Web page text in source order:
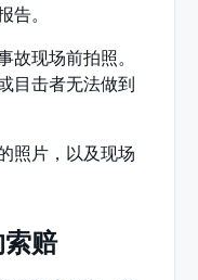
告。
故现场前拍照。
目击者无法做到
照片，以及现场
赔